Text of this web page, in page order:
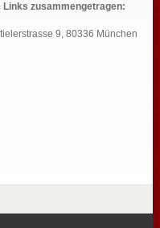
zusammengetragen:
9, 80336 München